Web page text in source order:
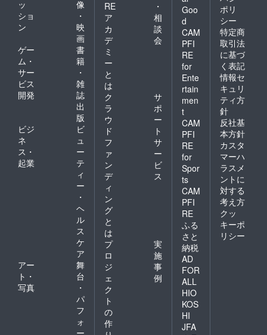
ッ
ショ
ン
像
・
映
画
ゲー
ム・
サー
ビス
開発
書
籍
・
雑
誌
出
版
ビジ
ネ
ス・
起業
ビ
ュ
ー
テ
ィ
ー
・
ヘ
ル
ス
ケ
ア
アー
ト・
写真
舞
台
・
パ
フ
ォ
ー
RE
ア
カ
デ
ミ
ー
と
は
・
相
談
会
ク
ラ
ウ
ド
フ
ァ
ン
デ
ィ
ン
グ
と
は
サ
ポ
ー
ト
サ
ー
ビ
ス
プ
ロ
ジ
ェ
ク
ト
の
作
実
施
事
例
Goo
d
CAM
PFI
RE
for
Ente
rtain
men
t
CAM
PFI
RE
for
Spor
ts
CAM
PFI
RE
ふる
さと
納税
AD
FOR
ALL
HIO
KOS
HI
JFA
ポリ
シー
特定商
取引法
に基づ
く表記
情報セ
キュリ
ティ方
針
反社基
本方針
カスタ
マーハ
ラスメ
ントに
対する
考え方
クッ
キーポ
リシー